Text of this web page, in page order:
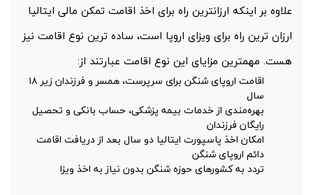
علاوه بر اینکه ارزانترین راه برای اخذ اقامت تمکن مالی ایتالیا
ارزان ترین راه برای ویزای اروپا است، ساده ترین نوع اقامت نیز
هست. مهمترین مزایای این نوع اقامت عبارتند از:
اقامت اروپای شنگن برای سرپرست، همسر و فرزندان زیر ۱۸
سال
بهره‌مندی از خدمات بیمه پزشکی، حساب بانکی و تحصیل
رایگان فرزندان
امکان اخذ پاسپورت ایتالیا دو سال بعد از دریافت اقامت
دائم اروپای شنگن
تردد به کشورهای حوزه شنگن بدون نیاز به اخذ ویزا